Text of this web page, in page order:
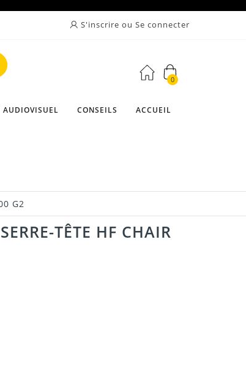
S'inscrire ou Se connecter
0
AUDIOVISUEL CONSEILS ACCUEIL
G2
TÊTE HF CHAIR